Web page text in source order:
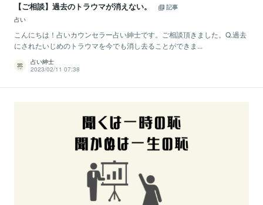
【ご相談】過去のトラウマが消えない。
記事
占い
こんにちは！占いカウンセラー占い紳士です。ご相談頂きました。Q.過去
にされたいじめのトラウマを今でも消し去ることができま...
占い紳士
2023/02/11 07:38